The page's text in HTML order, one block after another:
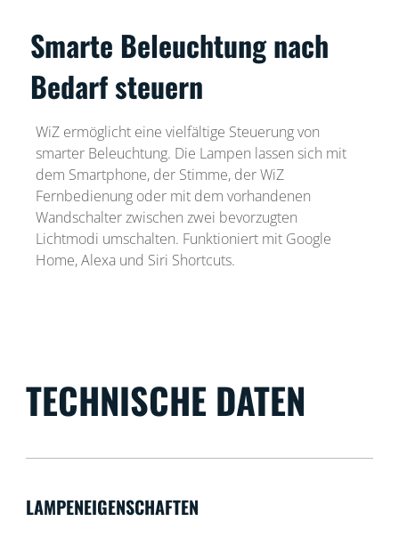
Smarte Beleuchtung nach
Bedarf steuern
WiZ ermöglicht eine vielfältige Steuerung von
smarter Beleuchtung. Die Lampen lassen sich mit
dem Smartphone, der Stimme, der WiZ
Fernbedienung oder mit dem vorhandenen
Wandschalter zwischen zwei bevorzugten
Lichtmodi umschalten. Funktioniert mit Google
Home, Alexa und Siri Shortcuts.
TECHNISCHE DATEN
LAMPENEIGENSCHAFTEN